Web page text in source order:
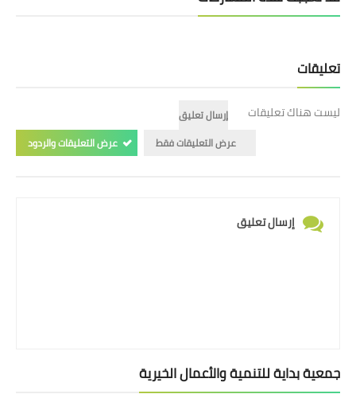
تعليقات
ليست هناك تعليقات
إرسال تعليق
عرض التعليقات فقط
عرض التعليقات والردود
إرسال تعليق
جمعية بداية للتنمية والأعمال الخيرية